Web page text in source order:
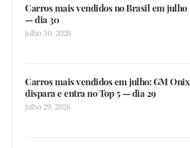
Carros mais vendidos no Brasil em julho
— dia 30
julho 30, 2026
Carros mais vendidos em julho: GM Onix
dispara e entra no Top 5 — dia 29
julho 29, 2026